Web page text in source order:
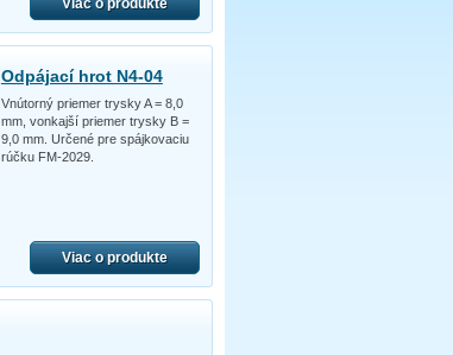
Viac o produkte
Odpájací hrot N4-04
Vnútorný priemer trysky A = 8,0
mm, vonkajší priemer trysky B =
9,0 mm. Určené pre spájkovaciu
rúčku FM-2029.
Viac o produkte